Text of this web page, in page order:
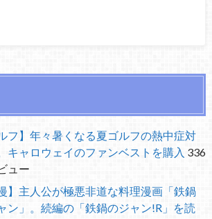
フ】年々暑くなる夏ゴルフの熱中症対
キャロウェイのファンベストを購入 336
ュー
】主人公が極悪非道な料理漫画「鉄鍋
ン」。続編の「鉄鍋のジャン!R」を読